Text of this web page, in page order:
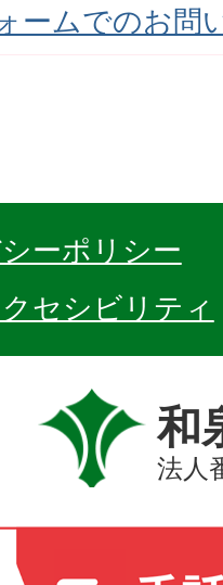
ームでのお問
ーポリシー
セシビリティ
和
法人